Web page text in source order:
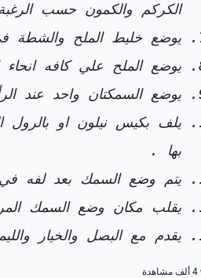
الكركم والكمون حسب
يوضع خليط الملح والشطة
يوضع الملح علي كافه انحاء
يوضع السمكتان واحد عند
يلف بكيس نيلون او بالرول
بها .
يتم وضع السمك بعد لفه في مكان
يقلب مكان وضع السمك
يقدم مع البصل والخيار
4 ألف مشاهدة